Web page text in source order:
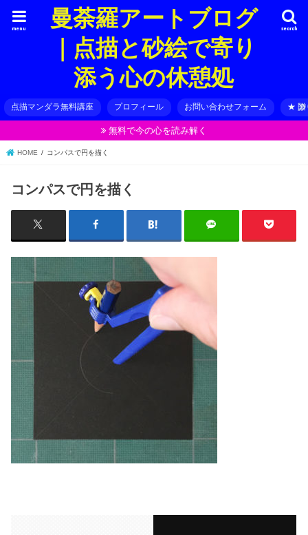
曼荼羅アートブログ
｜点描と砂絵で寄り
添う心の休憩処
search
menu
点描マンダラ無料講座 プロフィール お問い合わせフォーム ★ 贈
無料で今の心を読み解く
HOME コンパスで円を描く
コンパスで円を描く